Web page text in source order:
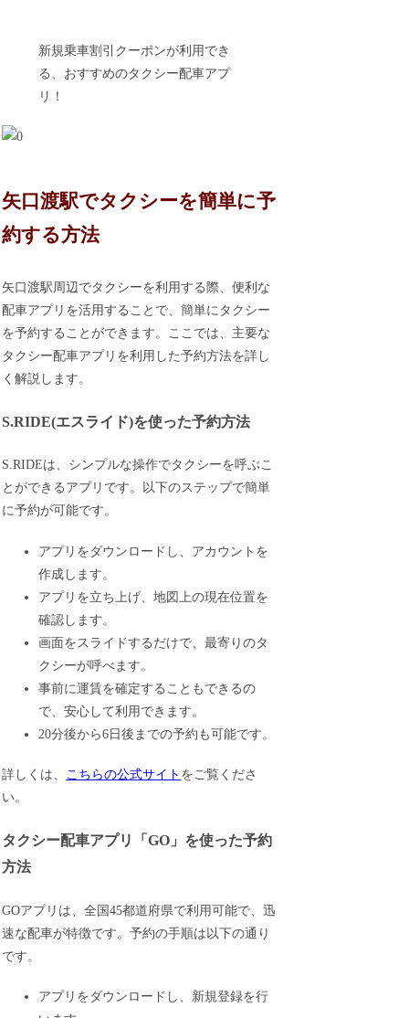
新規乗車割引クーポンが利用でき
る、おすすめのタクシー配車アプ
リ！
矢口渡駅でタクシーを簡単に予
約する方法
矢口渡駅周辺でタクシーを利用する際、便利な
配車アプリを活用することで、簡単にタクシー
を予約することができます。ここでは、主要な
タクシー配車アプリを利用した予約方法を詳し
く解説します。
S.RIDE(エスライド)を使った予約方法
S.RIDEは、シンプルな操作でタクシーを呼ぶこ
とができるアプリです。以下のステップで簡単
に予約が可能です。
アプリをダウンロードし、アカウントを
作成します。
アプリを立ち上げ、地図上の現在位置を
確認します。
画面をスライドするだけで、最寄りのタ
クシーが呼べます。
事前に運賃を確定することもできるの
で、安心して利用できます。
20分後から6日後までの予約も可能です。
詳しくは、 こちらの公式サイト をご覧くださ
い。
タクシー配車アプリ「GO」を使った予約
方法
GOアプリは、全国45都道府県で利用可能で、迅
速な配車が特徴です。予約の手順は以下の通り
です。
アプリをダウンロードし、新規登録を行